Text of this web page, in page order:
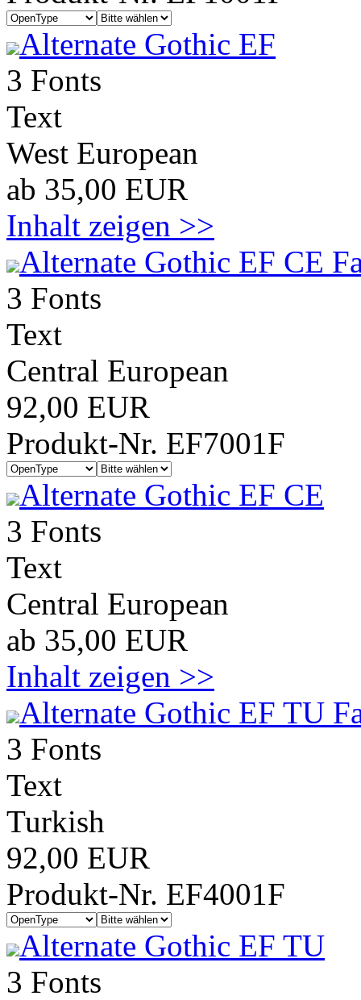
Alternate Gothic EF
3 Fonts
Text
West European
ab 35,00 EUR
Inhalt zeigen >>
Alternate Gothic EF CE
3 Fonts
Text
Central European
92,00 EUR
Produkt-Nr. EF7001F
Alternate Gothic EF CE
3 Fonts
Text
Central European
ab 35,00 EUR
Inhalt zeigen >>
Alternate Gothic EF TU
3 Fonts
Text
Turkish
92,00 EUR
Produkt-Nr. EF4001F
Alternate Gothic EF TU
3 Fonts